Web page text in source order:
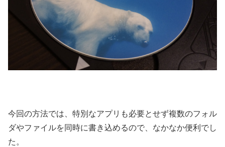
今回の方法では、特別なアプリも必要とせず複数のフォル
ダやファイルを同時に書き込めるので、なかなか便利でし
た。